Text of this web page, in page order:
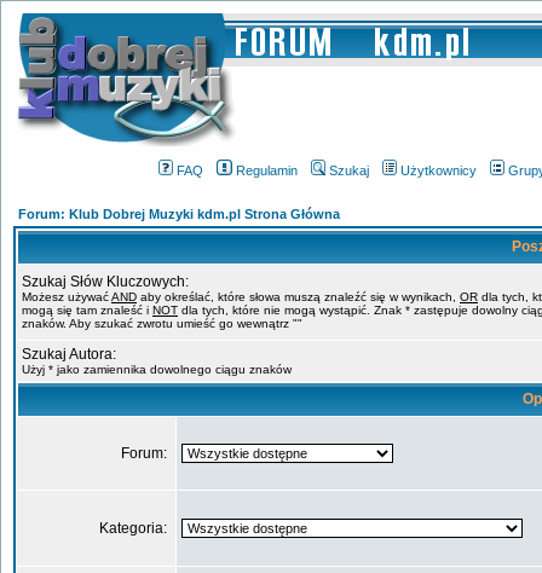
FAQ Regulamin Szukaj Użytkownicy
Forum: Klub Dobrej Muzyki kdm.pl Strona Główna
Szukaj Słów Kluczowych:
Możesz używaćAND aby określać, które słowa muszą znaleźć się w wynikach, OR dla tych,
mogą się tam znaleść i NOT dla tych, które nie mogą wystąpić. Znak * zastępuje dowolny
znaków. Aby szukać zwrotu umieść go wewnątrz ""
Szukaj Autora:
Użyj * jako zamiennika dowolnego ciągu znaków
Forum:
Kategoria: